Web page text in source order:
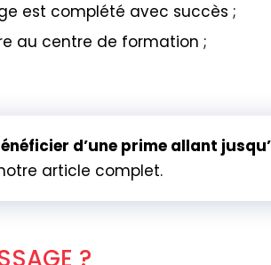
est complété avec succès ;
au centre de formation ;
d’une prime allant
article complet.